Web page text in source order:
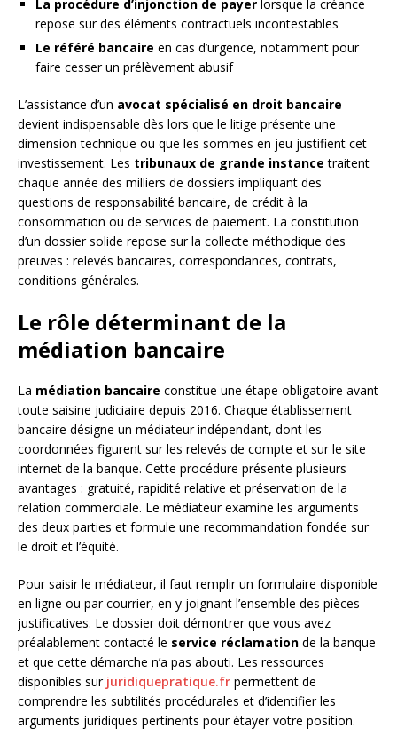
La procédure d’injonction de payer lorsque la créance
repose sur des éléments contractuels incontestables
Le référé bancaire en cas d’urgence, notamment pour
faire cesser un prélèvement abusif
L’assistance d’un avocat spécialisé en droit bancaire
devient indispensable dès lors que le litige présente une
dimension technique ou que les sommes en jeu justifient cet
investissement. Les tribunaux de grande instance traitent
chaque année des milliers de dossiers impliquant des
questions de responsabilité bancaire, de crédit à la
consommation ou de services de paiement. La constitution
d’un dossier solide repose sur la collecte méthodique des
preuves : relevés bancaires, correspondances, contrats,
conditions générales.
Le rôle déterminant de la
médiation bancaire
La médiation bancaire constitue une étape obligatoire avant
toute saisine judiciaire depuis 2016. Chaque établissement
bancaire désigne un médiateur indépendant, dont les
coordonnées figurent sur les relevés de compte et sur le site
internet de la banque. Cette procédure présente plusieurs
avantages : gratuité, rapidité relative et préservation de la
relation commerciale. Le médiateur examine les arguments
des deux parties et formule une recommandation fondée sur
le droit et l’équité.
Pour saisir le médiateur, il faut remplir un formulaire disponible
en ligne ou par courrier, en y joignant l’ensemble des pièces
justificatives. Le dossier doit démontrer que vous avez
préalablement contacté le service réclamation de la banque
et que cette démarche n’a pas abouti. Les ressources
disponibles sur juridiquepratique.fr permettent de
comprendre les subtilités procédurales et d’identifier les
arguments juridiques pertinents pour étayer votre position.